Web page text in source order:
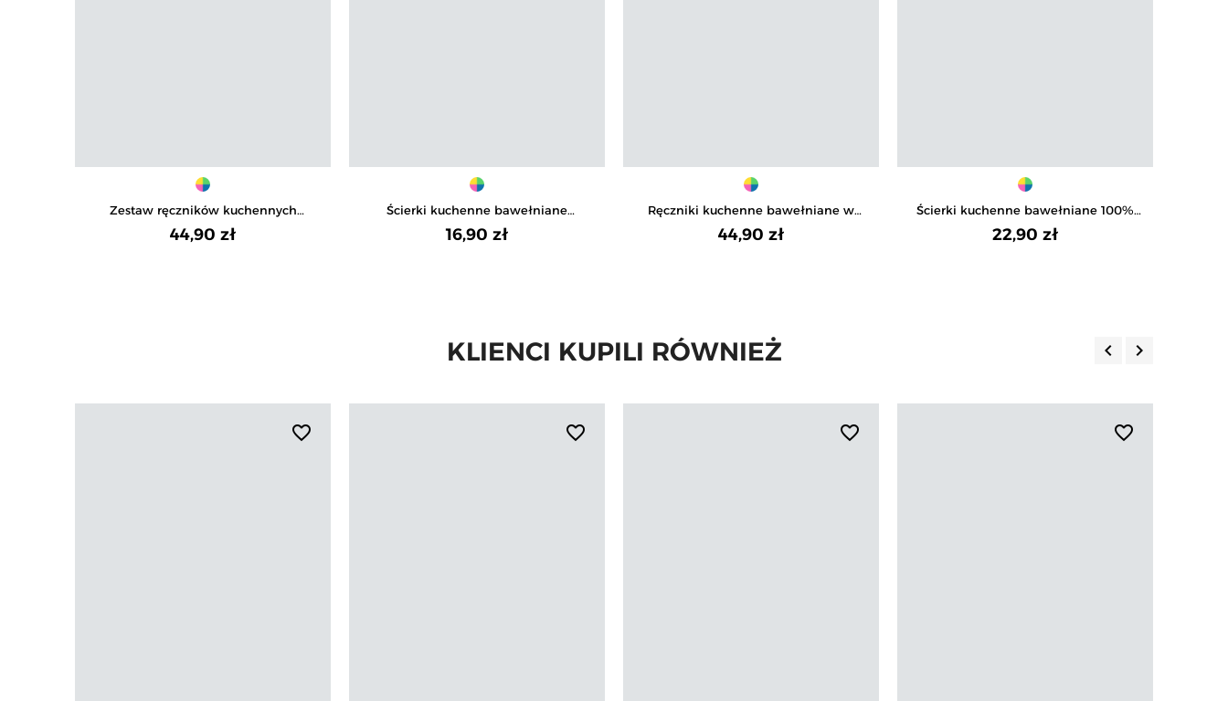
Zestaw ręczników kuchennych
bawełnianych w ozdobnym koszyku 3-
pak
44,90 zł
Ścierki kuchenne bawełniane
wytrzymałe i chłonne praktyczny
prezent 2-pak
16,90 zł
Ręczniki kuchenne bawełniane w
prezentowym opakowaniu 3-pak
44,90 zł
Ścierki kuchenne bawełniane 100%
eleganckie ręczniki do kuchni 3-pak
22,90 zł
KLIENCI KUPILI RÓWNIEŻ Poprzedni
keyboard_arrow_left Następny
keyboard_arrow_right
favorite_border favorite_border favorite_border favorite_border